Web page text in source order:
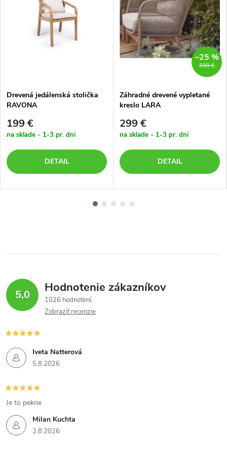
Drevená jedálenská stolička
RAVONA
199 €
na sklade - 1-3 pr. dni
DETAIL
399 €
–25 %
Záhradné drevené vypletané
kreslo LARA
299 €
na sklade - 1-3 pr. dni
DETAIL
5,0 Hodnotenie zákazníkov
1026 hodnotení
Zobraziť recenzie
Iveta Natterová
5.8.2026
Milan Kuchta
2.8.2026
Je to pekne